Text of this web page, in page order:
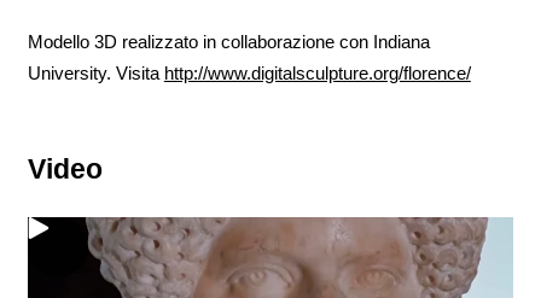
Modello 3D realizzato in collaborazione con Indiana
University. Visita http://www.digitalsculpture.org/florence/
Video